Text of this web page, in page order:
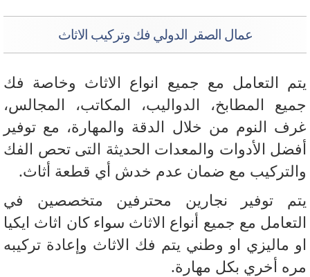
عمال الصقر الدولي فك وتركيب الاثاث
التعامل مع جميع انواع الاثاث وخاصة فك
المطابخ، الدواليب، المكاتب، المجالس،
النوم من خلال الدقة والمهارة، مع توفير
الأدوات والمعدات الحديثة التى تحص الفك
مع ضمان عدم خدش أي قطعة أثاث.
توفير نجارين محترفين متخصصين في
مع جميع أنواع الاثاث سواء كان اثاث ايكيا
ماليزي او وطني يتم فك الاثاث وإعادة تركيبه
أخري بكل مهارة.